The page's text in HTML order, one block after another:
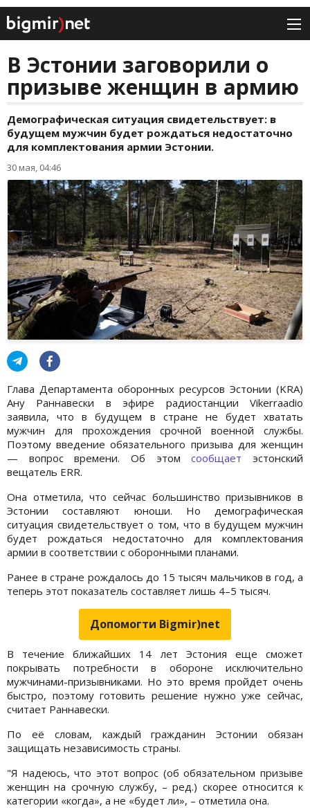
В Эстонии заговорили о
призыве женщин в армию
Демографическая ситуация свидетельствует: в
будущем мужчин будет рождаться недостаточно
для комплектования армии Эстонии.
30 мая, 04:46
Глава Департамента оборонных ресурсов Эстонии (KRA)
Ану Раннавески в эфире радиостанции Vikerraadio
заявила, что в будущем в стране не будет хватать
мужчин для прохождения срочной военной службы.
Поэтому введение обязательного призыва для женщин
— вопрос времени. Об этомсообщает эстонский
вещатель ERR.
Она отметила, что сейчас большинство призывников в
Эстонии составляют юноши. Но демографическая
ситуация свидетельствует о том, что в будущем мужчин
будет рождаться недостаточно для комплектования
армии в соответствии с оборонными планами.
Ранее в стране рождалось до 15 тысяч мальчиков в год, а
теперь этот показатель составляет лишь 4–5 тысяч.
Допомогти Bigmir)net
В течение ближайших 14 лет Эстония еще сможет
покрывать потребности в обороне исключительно
мужчинами-призывниками. Но это время пройдет очень
быстро, поэтому готовить решение нужно уже сейчас,
считает Раннавески.
По её словам, каждый гражданин Эстонии обязан
защищать независимость страны.
"Я надеюсь, что этот вопрос (об обязательном призыве
женщин на срочную службу, – ред.) скорее относится к
категории «когда», а не «будет ли», – отметила она.